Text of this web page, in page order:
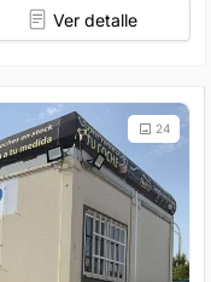
Ver detalle
24